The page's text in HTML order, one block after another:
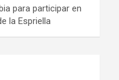
para participar en
la Espriella